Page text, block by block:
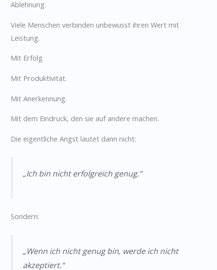
Ablehnung.
Viele Menschen verbinden unbewusst ihren Wert mit
Leistung.
Mit Erfolg.
Mit Produktivität.
Mit Anerkennung.
Mit dem Eindruck, den sie auf andere machen.
Die eigentliche Angst lautet dann nicht:
„Ich bin nicht erfolgreich genug.“
Sondern:
„Wenn ich nicht genug bin, werde ich nicht
akzeptiert.“